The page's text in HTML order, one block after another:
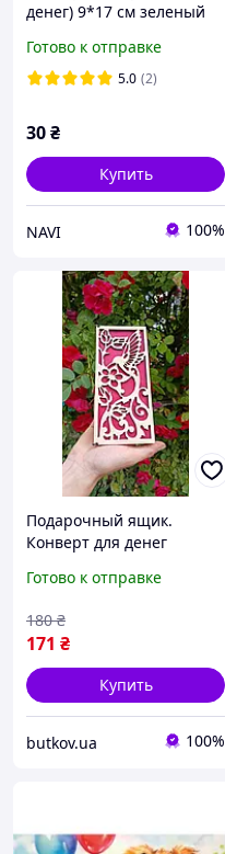
денег) 9*17 см зеленый
Готово к отправке
5.0 (2)
30₴
Купить
NAVI 100%
Подарочный ящик.
Конверт для денег
Готово к отправке
171 ₴
180 ₴
Купить
butkov.ua 100%